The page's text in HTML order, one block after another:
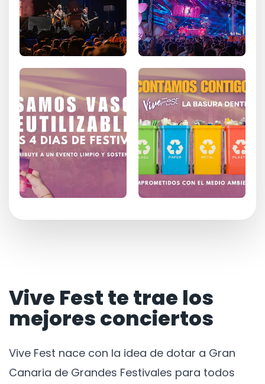
Vive Fest te trae los
mejores conciertos
Vive Fest nace con la idea de dotar a Gran
Canaria de Grandes Festivales para todos